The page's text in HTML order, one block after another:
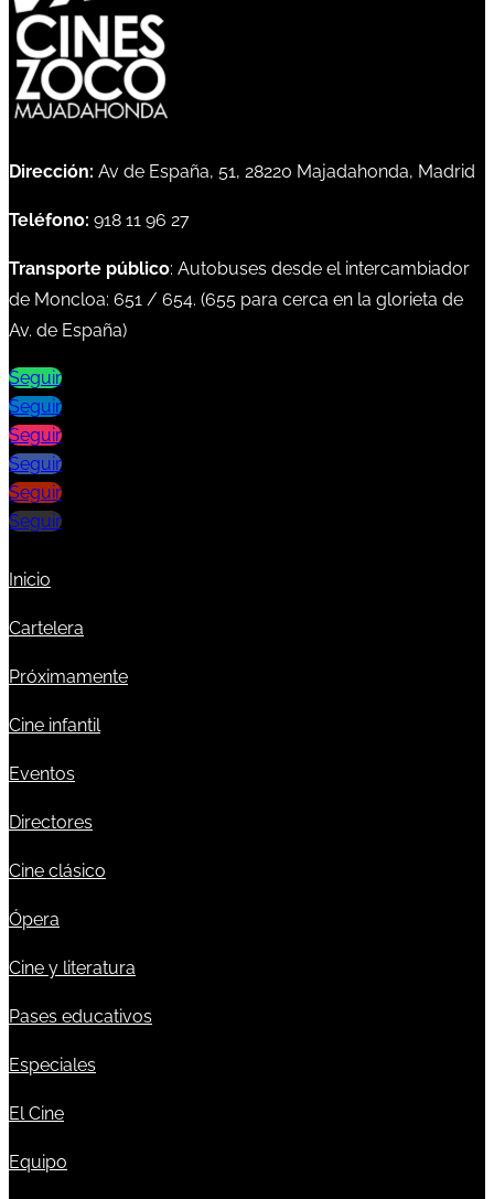
Dirección: Av de España, 51, 28220 Majadahonda, Madrid
Teléfono: 918 11 96 27
Transporte público: Autobuses desde el intercambiador
de Moncloa: 651 / 654. (655 para cerca en la glorieta de
Av. de España)
Seguir
Seguir
Seguir
Seguir
Seguir
Seguir
Inicio
Cartelera
Próximamente
Cine infantil
Eventos
Directores
Cine clásico
Ópera
Cine y literatura
Pases educativos
Especiales
El Cine
Equipo